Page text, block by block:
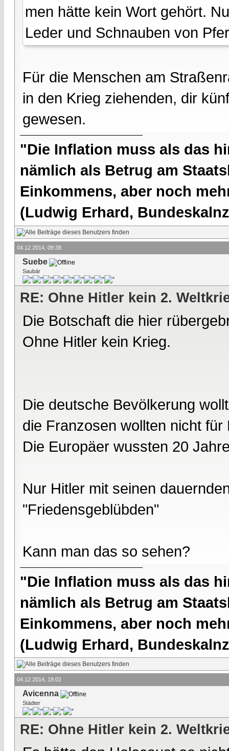
men hätte kein Wort gehört.
Leder und Schnauben von
Für die Menschen am
in den Krieg ziehenden, dir
gewesen.
"Die Inflation muss als das
nämlich als Betrug am
Einkommens, aber noch
(Ludwig Erhard,
04.12.2014, 09:38
Suebe
Saubär
RE: Ohne Hitler kein 2.
Die Botschaft die hier
Ohne Hitler kein Krieg.
Die deutsche Bevölkerung
die Franzosen wollten nicht für
Die Europäer wussten 20
Nur Hitler mit seinen
"Friedensgeblübden"
Kann man das so sehen?
"Die Inflation muss als das
nämlich als Betrug am
Einkommens, aber noch
(Ludwig Erhard,
04.12.2014, 18:02
Avicenna
Städter
RE: Ohne Hitler kein 2.